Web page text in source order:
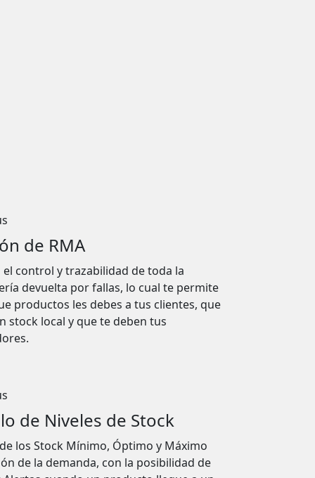
de RMA
el control y trazabilidad de toda la
devuelta por fallas, lo cual te permite
productos les debes a tus clientes, que
stock local y que te deben tus
de Niveles de Stock
los Stock Mínimo, Óptimo y Máximo
de la demanda, con la posibilidad de